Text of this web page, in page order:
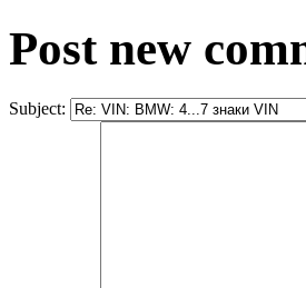
Post new
Subject: